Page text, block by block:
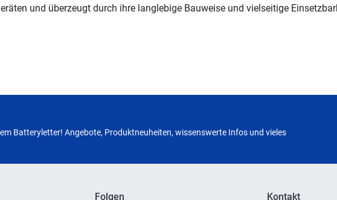
und überzeugt durch ihre langlebige Bauweise und vielseitige
Batteryletter! Angebote, Produktneuheiten, wissenswerte Infos und vieles
Folgen Kontakt